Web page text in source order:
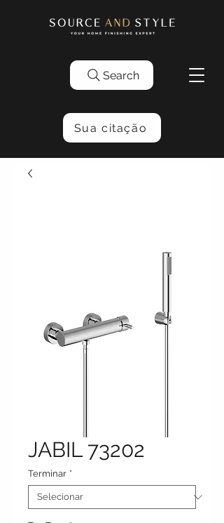
Search
Sua citação
JABIL 73202
Terminar *